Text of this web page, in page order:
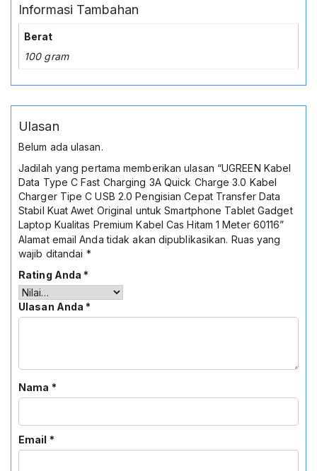
Informasi Tambahan
Berat
100 gram
Ulasan
Belum ada ulasan.
Jadilah yang pertama memberikan ulasan “UGREEN Kabel
Data Type C Fast Charging 3A Quick Charge 3.0 Kabel
Charger Tipe C USB 2.0 Pengisian Cepat Transfer Data
Stabil Kuat Awet Original untuk Smartphone Tablet Gadget
Laptop Kualitas Premium Kabel Cas Hitam 1 Meter 60116”
Alamat email Anda tidak akan dipublikasikan. Ruas yang
wajib ditandai *
Rating Anda*
Ulasan Anda*
Nama *
Email *